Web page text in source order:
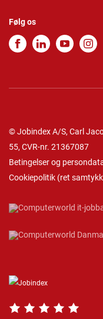
Følg os
© Jobindex A/S, Carl
55, CVR-nr. 21367087
Betingelser og
Cookiepolitik (ret